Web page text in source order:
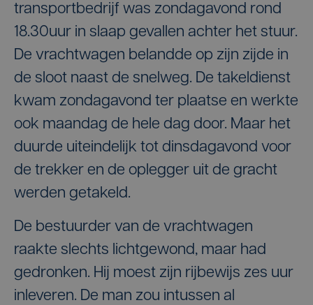
transportbedrijf was zondagavond rond
18.30uur in slaap gevallen achter het stuur.
De vrachtwagen belandde op zijn zijde in
de sloot naast de snelweg. De takeldienst
kwam zondagavond ter plaatse en werkte
ook maandag de hele dag door. Maar het
duurde uiteindelijk tot dinsdagavond voor
de trekker en de oplegger uit de gracht
werden getakeld.
De bestuurder van de vrachtwagen
raakte slechts lichtgewond, maar had
gedronken. Hij moest zijn rijbewijs zes uur
inleveren. De man zou intussen al